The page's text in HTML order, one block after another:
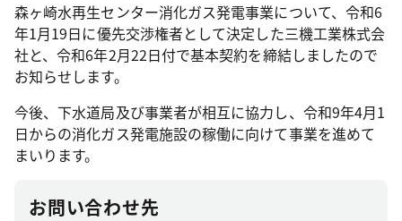
森ヶ崎水再生センター消化ガス発電事業について、令和6
年1月19日に優先交渉権者として決定した三機工業株式会
社と、令和6年2月22日付で基本契約を締結しましたので
お知らせします。
今後、下水道局及び事業者が相互に協力し、令和9年4月1
日からの消化ガス発電施設の稼働に向けて事業を進めて
まいります。
お問い合わせ先